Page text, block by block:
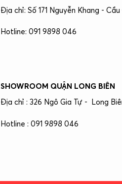
Địa chỉ: Số 171 Nguyễn Khang -
Hotline: 091 9898 046
SHOWROOM QUẬN LONG BIÊN
Địa chỉ : 326 Ngô Gia Tự - Long
Hotline : 091 9898 046